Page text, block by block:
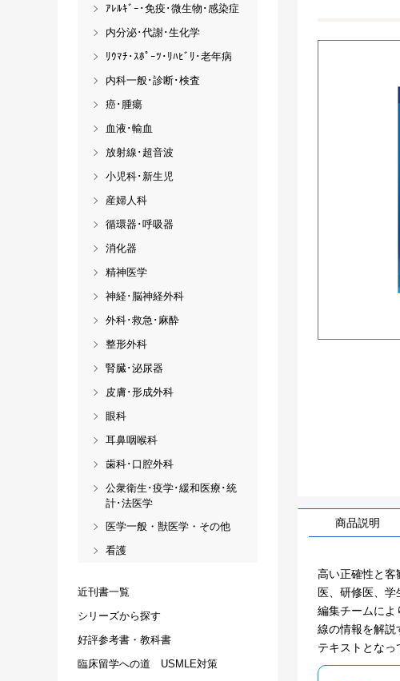
商品説明
高い正確性と客
医、研修医、
編集チームによ
線の情報を解説
テキストとなっ
ｱﾚﾙｷﾞｰ･免疫･微生物･感染症
内分泌･代謝･生化学
ﾘｳﾏﾁ･ｽﾎﾟｰﾂ･ﾘﾊﾋﾞﾘ･老年病
内科一般･診断･検査
癌･腫瘍
血液･輸血
放射線･超音波
小児科･新生児
産婦人科
循環器･呼吸器
消化器
精神医学
神経･脳神経外科
外科･救急･麻酔
整形外科
腎臓･泌尿器
皮膚･形成外科
眼科
耳鼻咽喉科
歯科･口腔外科
公衆衛生･疫学･緩和医療･統
計･法医学
医学一般・獣医学・その他
看護
近刊書一覧
シリーズから探す
好評参考書・教科書
臨床留学への道 USMLE対策